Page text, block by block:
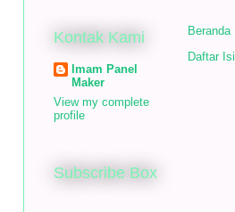
Kontak Kami
Imam Panel
Maker
View my complete
profile
Beranda
Daftar Isi
Subscribe Box